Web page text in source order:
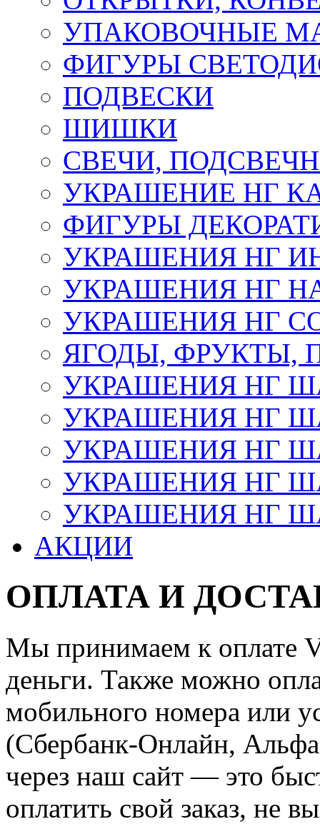
УПАКОВОЧНЫЕ
ФИГУРЫ
ПОДВЕСКИ
ШИШКИ
СВЕЧИ,
УКРАШЕНИЕ НГ
ФИГУРЫ
УКРАШЕНИЯ НГ
УКРАШЕНИЯ НГ
УКРАШЕНИЯ НГ
ЯГОДЫ, ФРУКТЫ,
УКРАШЕНИЯ НГ
УКРАШЕНИЯ НГ
УКРАШЕНИЯ НГ
УКРАШЕНИЯ НГ
УКРАШЕНИЯ НГ
АКЦИИ
ОПЛАТА И
Мы принимаем к оплате
деньги. Также можно
мобильного номера или
(Сбербанк-Онлайн,
через наш сайт — это
оплатить свой заказ, не